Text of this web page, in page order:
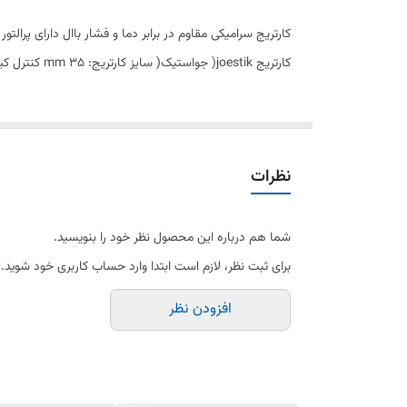
کارتریج joestik( جواستیک( سایز کارتریج: mm 35 کنترل کیفیت صددرصد طراحی انحصاری
نظرات
شما هم درباره این محصول نظر خود را بنویسید.
برای ثبت نظر، لازم است ابتدا وارد حساب کاربری خود شوید.
افزودن نظر